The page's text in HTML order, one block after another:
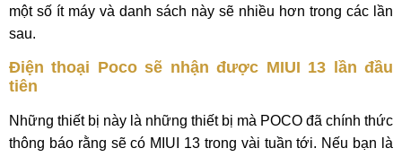
một số ít máy và danh sách này sẽ nhiều hơn trong các lần
sau.
Điện thoại Poco sẽ nhận được MIUI 13 lần đầu
tiên
Những thiết bị này là những thiết bị mà POCO đã chính thức
thông báo rằng sẽ có MIUI 13 trong vài tuần tới. Nếu bạn là